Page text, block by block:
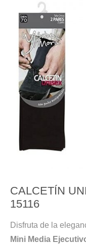
CALCETÍN
15116
Disfruta de la
Mini Media